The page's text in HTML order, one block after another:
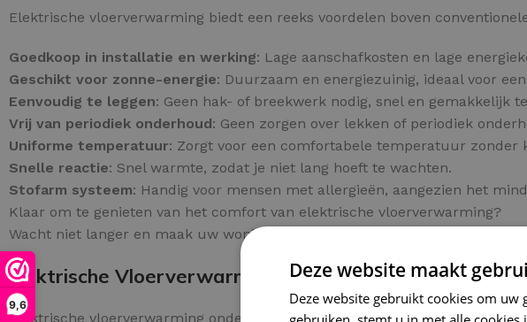
9,6
Elektrische vloerverwarming biedt een reeks voordelen boven
Goedkoop in installatie en werking: Lage aanschafkosten en lage
Geschikt voor zonne-energie: Duurzaam en energiezuinig, ideaal voor
Eenvoudig te leggen: Geen hak- of breekwerk nodig, snel en gemakkelijk
Vrij van periodiek onderhoud: Geen zorgen over lekken of periodiek
Uniforme temperatuur: Zorgt voor een comfortabele temperatuur zonder
Snelle reactie: Snel warmte, zodat je niet lang hoeft te wachten.
Stofarm systeem: Handig voor mensen met allergieën, aangezien het
Klaar om te genieten van het comfort van elektrische vloerverwarming?
Wacht niet langer en maak uw woning comfortabeler!
Elektrische Vloerverwarming Onder Tegels
Elektrische vloerverwarming onder tegels biedt een zuinige en prettige
Deze website maakt
Deze website gebruikt cookies om